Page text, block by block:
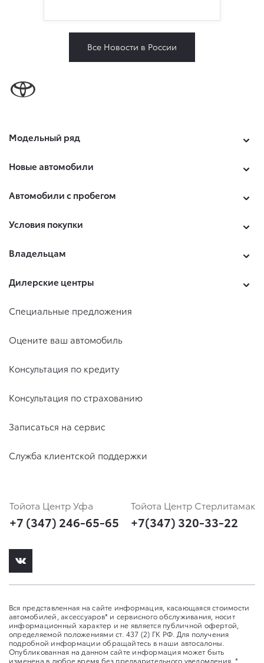
Все Новости в России
Модельный ряд
Новые автомобили
Автомобили с пробегом
Условия покупки
Владельцам
Дилерские центры
Специальные предложения
Оцените ваш автомобиль
Консультация по кредиту
Консультация по страхованию
Записаться на сервис
Служба клиентской поддержки
Тойота Центр Уфа
+7 (347) 246-65-65
Тойота Центр Стерлитамак
+7(347) 320-33-22
Вся представленная на сайте информация, касающаяся стоимости
автомобилей, аксессуаров* и сервисного обслуживания, носит
информационный характер и не является публичной офертой,
определяемой положениями ст. 437 (2) ГК РФ. Для получения
подробной информации обращайтесь в наши автосалоны.
Опубликованная на данном сайте информация может быть
изменена в любое время без предварительного уведомления. *